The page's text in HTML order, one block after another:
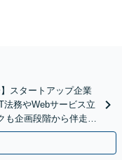
スタートアップ企業
務やWebサービス立
も企画段階から伴走し